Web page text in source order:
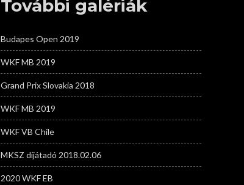
További galériák
Budapes Open 2019
WKF MB 2019
Grand Prix Slovakia 2018
WKF MB 2019
WKF VB Chile
MKSZ díjátadó 2018.02.06
2020 WKF EB